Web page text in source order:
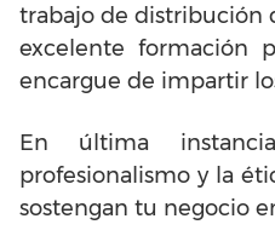
trabajo de distribución
excelente formación
encargue de impartir
En última
profesionalismo y la
sostengan tu negocio